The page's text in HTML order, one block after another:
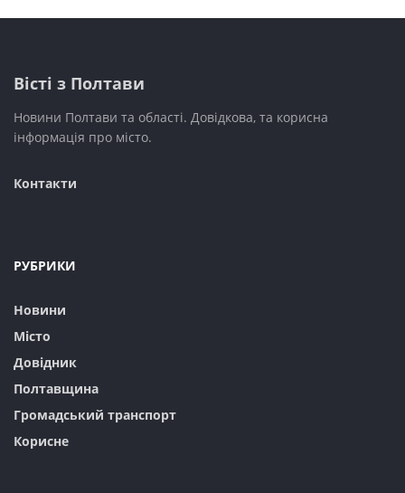
Вісті з Полтави
Новини Полтави та області. Довідкова, та корисна
інформація про місто.
Контакти
РУБРИКИ
Новини
Місто
Довідник
Полтавщина
Громадський транспорт
Корисне